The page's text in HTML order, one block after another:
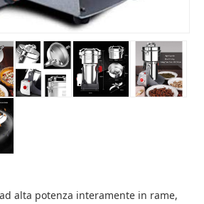
alta potenza interamente in rame,